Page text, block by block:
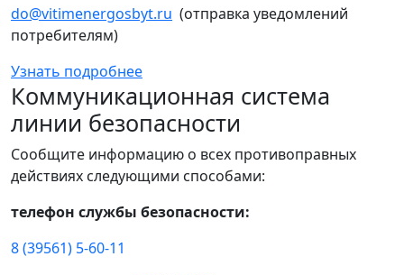
do@vitimenergosbyt.ru (отправка уведомлений
потребителям)
Узнать подробнее
Коммуникационная система
линии безопасности
Сообщите информацию о всех противоправных
действиях следующими способами:
телефон службы безопасности:
8 (39561) 5-60-11